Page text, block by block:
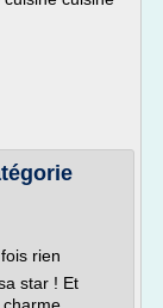
rien
star ! Et